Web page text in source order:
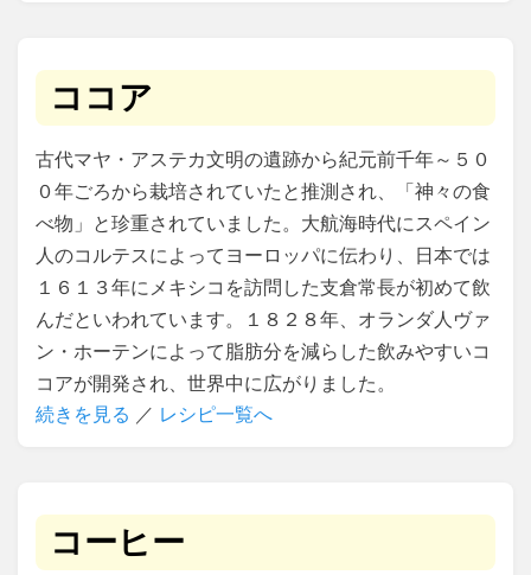
ココア
古代マヤ・アステカ文明の遺跡から紀元前千年～５０
０年ごろから栽培されていたと推測され、「神々の食
べ物」と珍重されていました。大航海時代にスペイン
人のコルテスによってヨーロッパに伝わり、日本では
１６１３年にメキシコを訪問した支倉常長が初めて飲
んだといわれています。１８２８年、オランダ人ヴァ
ン・ホーテンによって脂肪分を減らした飲みやすいコ
コアが開発され、世界中に広がりました。
続きを見る ／ レシピ一覧へ
コーヒー